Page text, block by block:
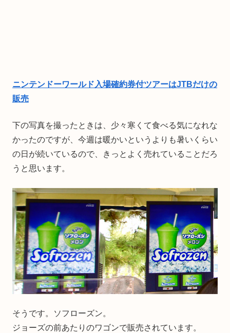
ニンテンドーワールド入場確約券付ツアーはJTBだけの
販売
下の写真を撮ったときは、少々寒くて食べる気になれな
かったのですが、今週は暖かいというよりも暑いくらい
の日が続いているので、きっとよく売れていることだろ
うと思います。
そうです。ソフローズン。
ジョーズの前あたりのワゴンで販売されています。